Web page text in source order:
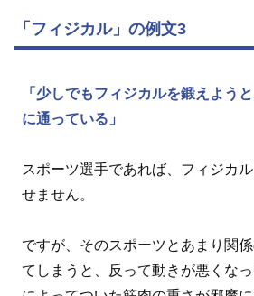
「フィジカル」の例文3
「少しでもフィジカルを鍛えよう
に通っている」
スポーツ選手であれば、フィジカ
せません。
ですが、そのスポーツとあまり関
てしまうと、反って動きが悪くな